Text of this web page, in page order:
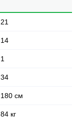
21
14
1
34
180 см
84 кг